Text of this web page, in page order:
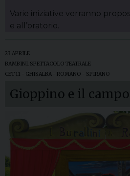
Varie iniziative verranno
e all’oratorio.
23 APRILE
BAMBINI SPETTACOLO TEATRALE
CET 11 - GHISALBA - ROMANO - SPIRANO
Gioppino e il